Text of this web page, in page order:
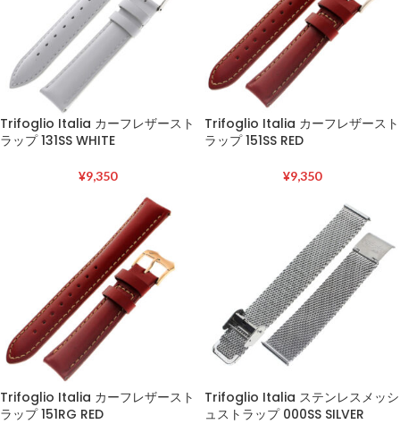
Trifoglio Italia カーフレザースト
ラップ 131SS WHITE
¥9,350
Trifoglio Italia カーフレザースト
ラップ 151SS RED
¥9,350
Trifoglio Italia カーフレザースト
ラップ 151RG RED
Trifoglio Italia ステンレスメッシ
ュストラップ 000SS SILVER